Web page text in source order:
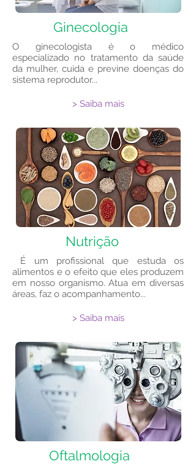
Ginecologia
​O ginecologista é o médico
especializado no tratamento da saúde
da mulher, cuida e previne doenças do
sistema reprodutor...
> Saiba mais
Nutrição
É um profissional que estuda os
alimentos e o efeito que eles produzem
em nosso organismo. Atua em diversas
áreas, faz o acompanhamento...
> Saiba mais
Oftalmologia